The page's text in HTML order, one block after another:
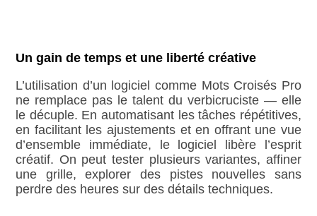
Un gain de temps et une liberté créative
L’utilisation d’un logiciel comme Mots Croisés Pro
ne remplace pas le talent du verbicruciste — elle
le décuple. En automatisant les tâches répétitives,
en facilitant les ajustements et en offrant une vue
d’ensemble immédiate, le logiciel libère l’esprit
créatif. On peut tester plusieurs variantes, affiner
une grille, explorer des pistes nouvelles sans
perdre des heures sur des détails techniques.